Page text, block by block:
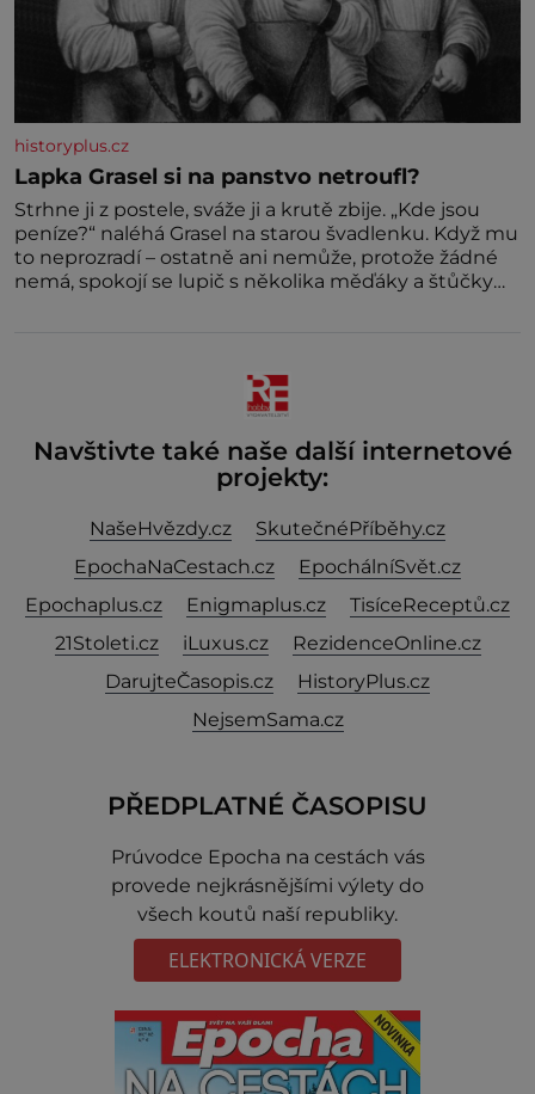
historyplus.cz
Lapka Grasel si na panstvo netroufl?
Strhne ji z postele, sváže ji a krutě zbije. „Kde jsou
peníze?“ naléhá Grasel na starou švadlenku. Když mu
to neprozradí – ostatně ani nemůže, protože žádné
nemá, spokojí se lupič s několika měďáky a štůčky
Navštivte také naše další internetové
projekty:
NašeHvězdy.cz
SkutečnéPříběhy.cz
EpochaNaCestach.cz
EpochálníSvět.cz
Epochaplus.cz
Enigmaplus.cz
TisíceReceptů.cz
21Stoleti.cz
iLuxus.cz
RezidenceOnline.cz
DarujteČasopis.cz
HistoryPlus.cz
NejsemSama.cz
PŘEDPLATNÉ ČASOPISU
Prúvodce Epocha na cestách vás
provede nejkrásnějšími výlety do
všech koutů naší republiky.
ELEKTRONICKÁ VERZE